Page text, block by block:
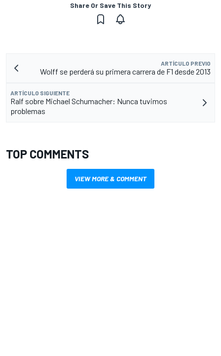
Share Or Save This Story
ARTÍCULO PREVIO
Wolff se perderá su primera carrera de F1 desde 2013
ARTÍCULO SIGUIENTE
Ralf sobre Michael Schumacher: Nunca tuvimos
problemas
TOP COMMENTS
VIEW MORE & COMMENT